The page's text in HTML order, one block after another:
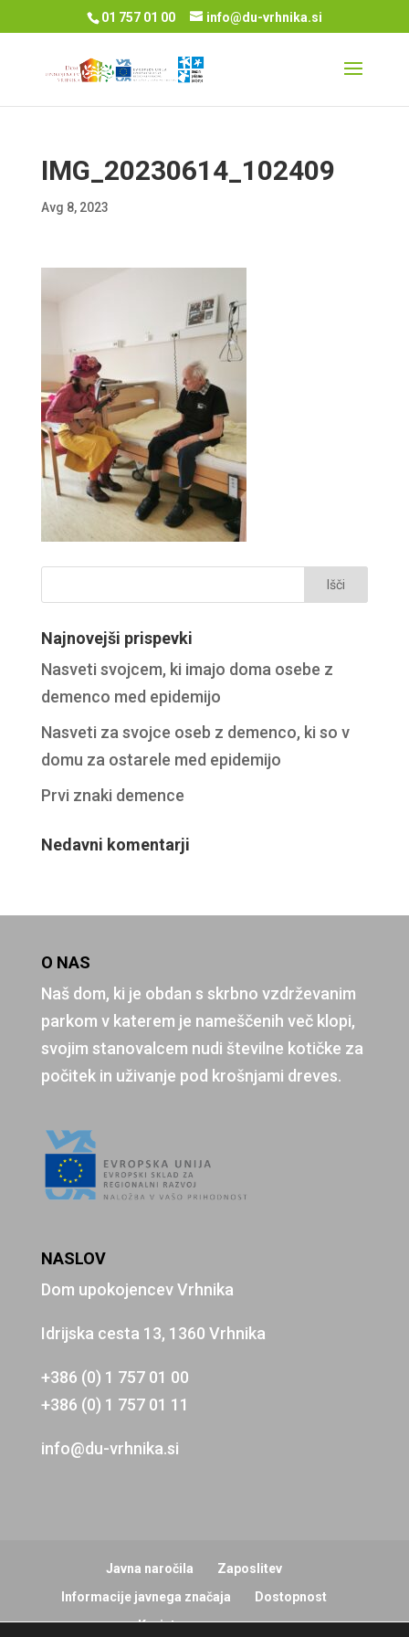
01 757 01 00 info@du-vrhnika.si
IMG_20230614_102409
Avg 8, 2023
Najnovejši prispevki
Nasveti svojcem, ki imajo doma osebe z
demenco med epidemijo
Nasveti za svojce oseb z demenco, ki so v
domu za ostarele med epidemijo
Prvi znaki demence
Nedavni komentarji
O NAS
Naš dom, ki je obdan s skrbno vzdrževanim
parkom v katerem je nameščenih več klopi,
svojim stanovalcem nudi številne kotičke za
počitek in uživanje pod krošnjami dreves.
NASLOV
Dom upokojencev Vrhnika
Idrijska cesta 13, 1360 Vrhnika
+386 (0) 1 757 01 00
+386 (0) 1 757 01 11
info@du-vrhnika.si
Javna naročila
Zaposlitev
Informacije javnega značaja
Dostopnost
Koristne povezave